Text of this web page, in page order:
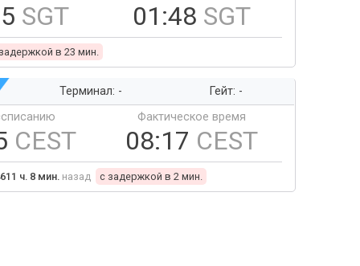
SGT 01:48 SGT
в 23 мин.
Терминал: -
Гейт: -
CEST
Фактическое время
08:17 CEST
ч. 8 мин. назад c задержкой в 2 мин.